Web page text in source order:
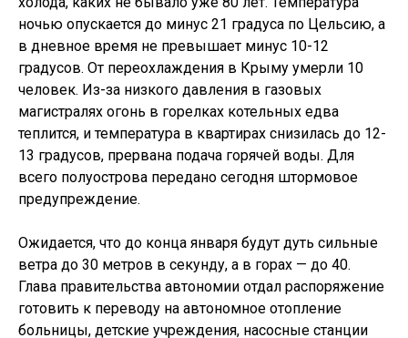
ночью опускается до минус 21 градуса по Цельсию, а
в дневное время не превышает минус 10-12
градусов. От переохлаждения в Крыму умерли 10
человек. Из-за низкого давления в газовых
магистралях огонь в горелках котельных едва
теплится, и температура в квартирах снизилась до 12-
13 градусов, прервана подача горячей воды. Для
всего полуострова передано сегодня штормовое
предупреждение.
Ожидается, что до конца января будут дуть сильные
ветра до 30 метров в секунду, а в горах — до 40.
Глава правительства автономии отдал распоряжение
готовить к переводу на автономное отопление
больницы, детские учреждения, насосные станции